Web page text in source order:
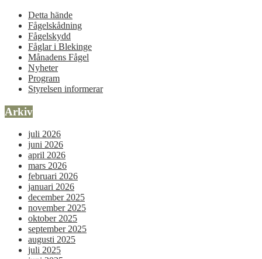
Detta hände
Fågelskådning
Fågelskydd
Fåglar i Blekinge
Månadens Fågel
Nyheter
Program
Styrelsen informerar
Arkiv
juli 2026
juni 2026
april 2026
mars 2026
februari 2026
januari 2026
december 2025
november 2025
oktober 2025
september 2025
augusti 2025
juli 2025